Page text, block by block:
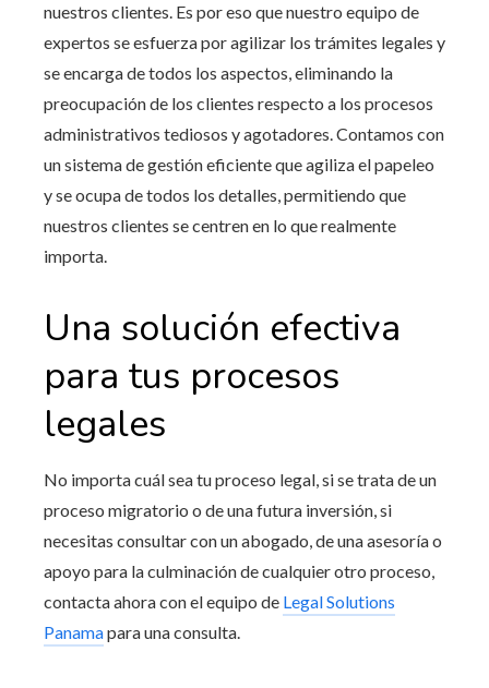
nuestros clientes. Es por eso que nuestro equipo de
expertos se esfuerza por agilizar los trámites legales y
se encarga de todos los aspectos, eliminando la
preocupación de los clientes respecto a los procesos
administrativos tediosos y agotadores. Contamos con
un sistema de gestión eficiente que agiliza el papeleo
y se ocupa de todos los detalles, permitiendo que
nuestros clientes se centren en lo que realmente
importa.
Una solución efectiva
para tus procesos
legales
No importa cuál sea tu proceso legal, si se trata de un
proceso migratorio o de una futura inversión, si
necesitas consultar con un abogado, de una asesoría o
apoyo para la culminación de cualquier otro proceso,
contacta ahora con el equipo de Legal Solutions
Panamapara una consulta.